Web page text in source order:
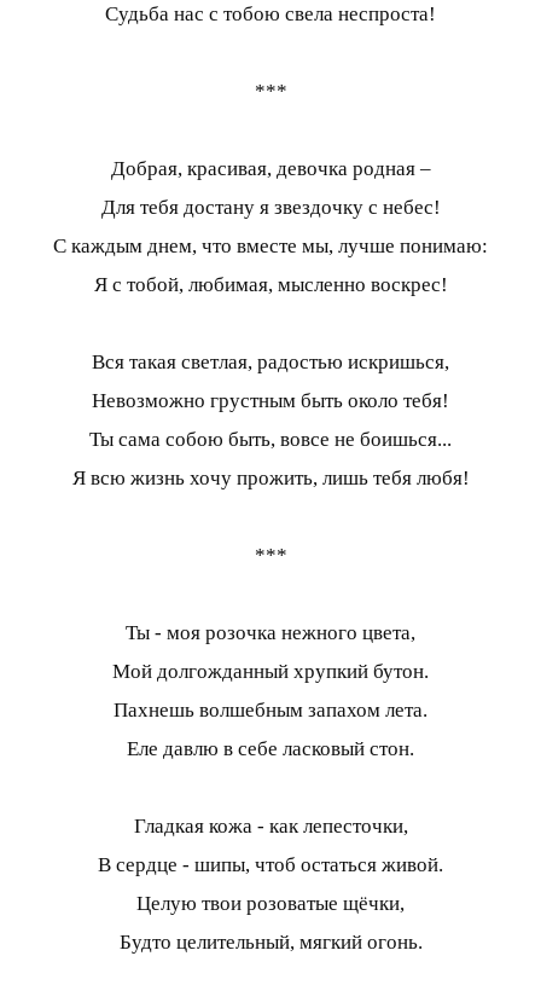
Судьба нас с тобою свела неспроста!
***
Добрая, красивая, девочка родная –
Для тебя достану я звездочку с небес!
С каждым днем, что вместе мы, лучше понимаю:
Я с тобой, любимая, мысленно воскрес!
Вся такая светлая, радостью искришься,
Невозможно грустным быть около тебя!
Ты сама собою быть, вовсе не боишься...
Я всю жизнь хочу прожить, лишь тебя любя!
***
Ты - моя розочка нежного цвета,
Мой долгожданный хрупкий бутон.
Пахнешь волшебным запахом лета.
Еле давлю в себе ласковый стон.
Гладкая кожа - как лепесточки,
В сердце - шипы, чтоб остаться живой.
Целую твои розоватые щёчки,
Будто целительный, мягкий огонь.